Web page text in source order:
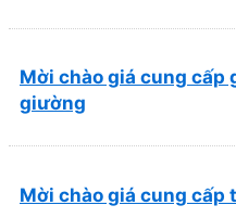
Mời chào giá cung cấp
giường
Mời chào giá cung cấp